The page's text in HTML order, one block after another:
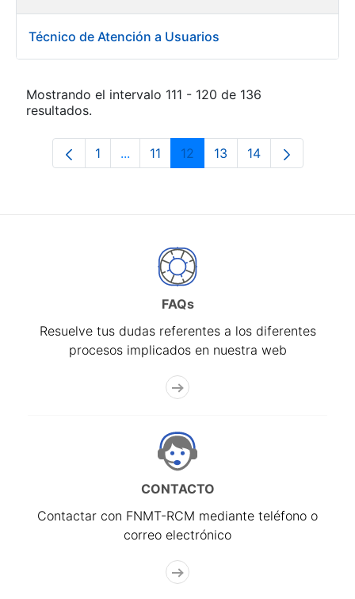
Técnico de Atención a Usuarios
Mostrando el intervalo 111 - 120 de 136
resultados.
Página
1 ...Páginas intermedias Use TAB para
Página
11 Página
12 Página
13 Página
14
FAQs
Resuelve tus dudas referentes a los diferentes
procesos implicados en nuestra web
CONTACTO
Contactar con FNMT-RCM mediante teléfono o
correo electrónico